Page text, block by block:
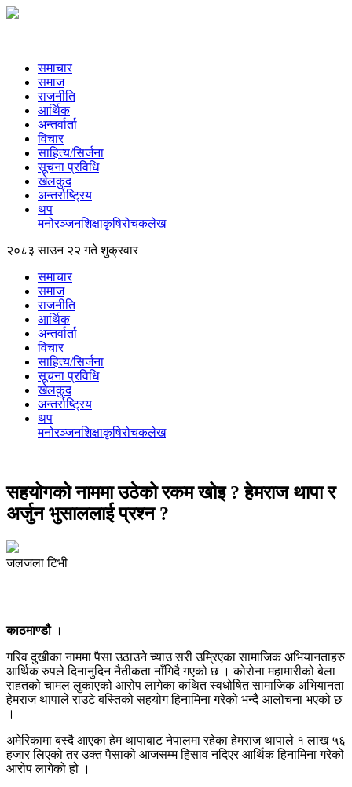
समाचार
समाज
राजनीति
आर्थिक
अन्तर्वार्ता
विचार
साहित्य/सिर्जना
सूचना प्रविधि
खेलकुद
अन्तर्राष्ट्रिय
थप
मनोरञ्‍जनशिक्षाकृषिरोचकलेख
२०८३ साउन २२ गते शुक्रवार
समाचार
समाज
राजनीति
आर्थिक
अन्तर्वार्ता
विचार
साहित्य/सिर्जना
सूचना प्रविधि
खेलकुद
अन्तर्राष्ट्रिय
थप
मनोरञ्‍जनशिक्षाकृषिरोचकलेख
सहयोगको नाममा उठेको रकम खोइ ? हेमराज थापा र
अर्जुन भुसाललाई प्रश्न ?
जलजला टिभी
काठमाण्डौ।
गरिव दुखीका नाममा पैसा उठाउने च्याउ सरी उम्रिएका सामाजिक अभियानताहरु
आर्थिक रुपले दिनानुदिन नैतीकता नाँगिदै गएको छ । कोरोना महामारीको बेला
राहतको चामल लुकाएको आरोप लागेका कथित स्वधोषित सामाजिक अभियानता
हेमराज थापाले राउटे बस्तिको सहयोग हिनामिना गरेको भन्दै आलोचना भएको छ
।
अमेरिकामा बस्दै आएका हेम थापाबाट नेपालमा रहेका हेमराज थापाले १ लाख ५६
हजार लिएको तर उक्त पैसाको आजसम्म हिसाव नदिएर आर्थिक हिनामिना गरेको
आरोप लागेको हो ।